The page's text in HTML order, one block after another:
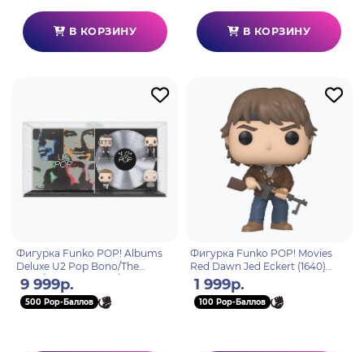
В КОРЗИНУ В КОРЗИНУ
Фигурка Funko POP! Albums
Deluxe U2 Pop Bono/The
Edge/Larry Mullen Jr/Adam
Clayto (46) 67391
9 999р.
500 Pop-Баллов
Фигурка Funko POP! Movies
Red Dawn Jed Eckert (1640)
81170
1 999р.
100 Pop-Баллов